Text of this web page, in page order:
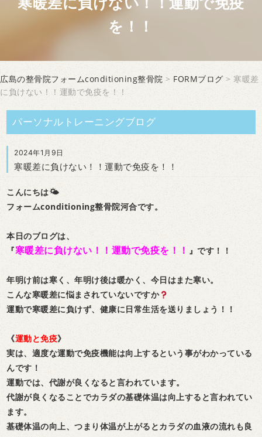
を！！
広島の整骨院フォームconditioning整骨院 > FORMブログ > 寒暖差
に負けない！！運動で免疫を！！
パーソナルトレーニングブログ
2024年1月9日
寒暖差に負けない！！運動で免疫を！！
こんにちは🌤
フォームconditioning整骨院河合です。
本日のブログは、
『寒暖差に負けない！！運動で免疫を！！ 』です！！
年明け前は寒く、年明け後は暖かく、今日はまた寒い。
こんな寒暖差に悩まされていないですか
運動で寒暖差に負けず、健康に日常生活を送りましょう！！
《運動と免疫》
実は、適度な運動で免疫機能は向上するという事がわかっている
んです！
運動では、代謝が良くなると言われています。
代謝が良くなることでカラダの基礎体温は向上すると言われてい
ます。
基礎体温の向上、つまり体温が上がるとカラダの血液の流れも良